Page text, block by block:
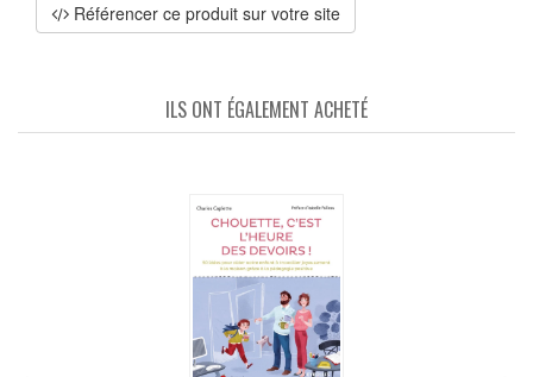
Référencer ce produit sur votre site
ILS ONT ÉGALEMENT ACHETÉ